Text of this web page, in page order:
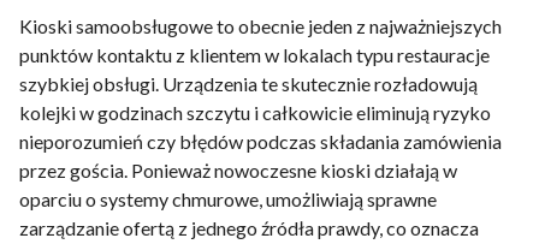
Kioski samoobsługowe to obecnie jeden z najważniejszych
punktów kontaktu z klientem w lokalach typu restauracje
szybkiej obsługi. Urządzenia te skutecznie rozładowują
kolejki w godzinach szczytu i całkowicie eliminują ryzyko
nieporozumień czy błędów podczas składania zamówienia
przez gościa. Ponieważ nowoczesne kioski działają w
oparciu o systemy chmurowe, umożliwiają sprawne
zarządzanie ofertą z jednego źródła prawdy, co oznacza